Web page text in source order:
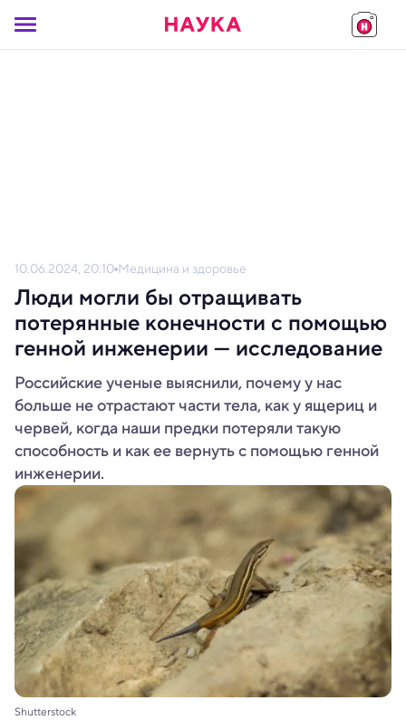
10.06.2024, 20:10 Медицина и здоровье
Люди могли бы отращивать
потерянные конечности с помощью
генной инженерии — исследование
Российские ученые выяснили, почему у нас
больше не отрастают части тела, как у ящериц и
червей, когда наши предки потеряли такую
способность и как ее вернуть с помощью генной
инженерии.
Shutterstock